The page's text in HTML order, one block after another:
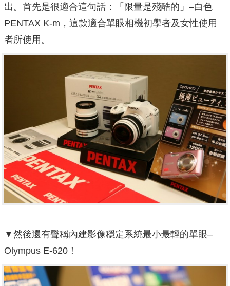
出。首先是很適合這句話：「限量是殘酷的」–白色
PENTAX K-m，這款適合單眼相機初學者及女性使用
者所使用。
▼然後還有聲稱內建影像穩定系統最小最輕的單眼–
Olympus E-620！